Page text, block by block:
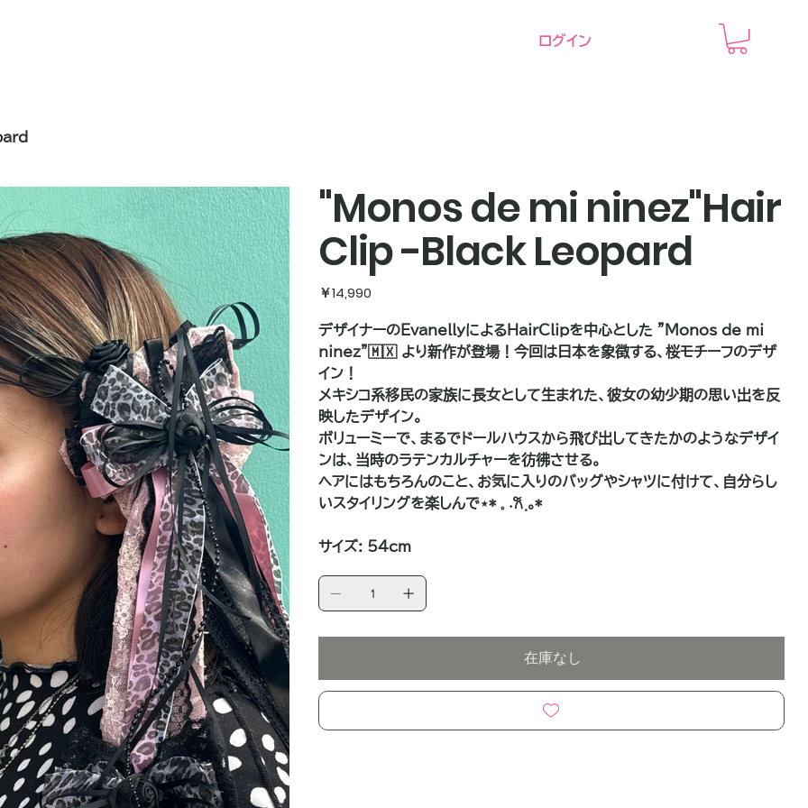
ログイン
"Monos de mi ninez"Hair
Clip -Black Leopard
価
￥14,990
デザイナーのEvanellyによるHairClipを中心とした "Monos de mi
ninez"🇲🇽 より新作が登場！今回は日本を象徴する、桜モチーフのデザ
イン！
メキシコ系移民の家族に長女として生まれた、彼女の幼少期の思い出を反
映したデザイン。
ボリューミーで、まるでドールハウスから飛び出してきたかのようなデザイ
ンは、当時のラテンカルチャーを彷彿させる。
ヘアにはもちろんのこと、お気に入りのバッグやシャツに付けて、自分らし
いスタイリングを楽しんで⋆* 𓈒 ˖𐙚 ฺ｡*
サイズ: 54cm
在庫なし